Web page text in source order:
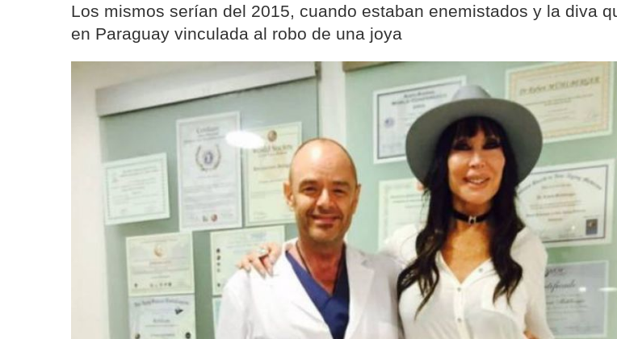
Los mismos serían del 2015, cuando estaban enemistados y la diva
en Paraguay vinculada al robo de una joya